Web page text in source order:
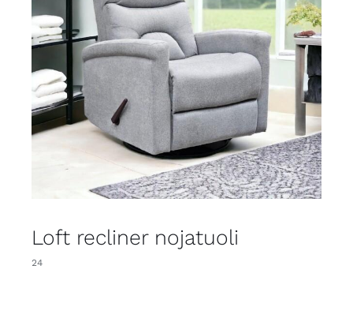
Loft recliner nojatuoli
24